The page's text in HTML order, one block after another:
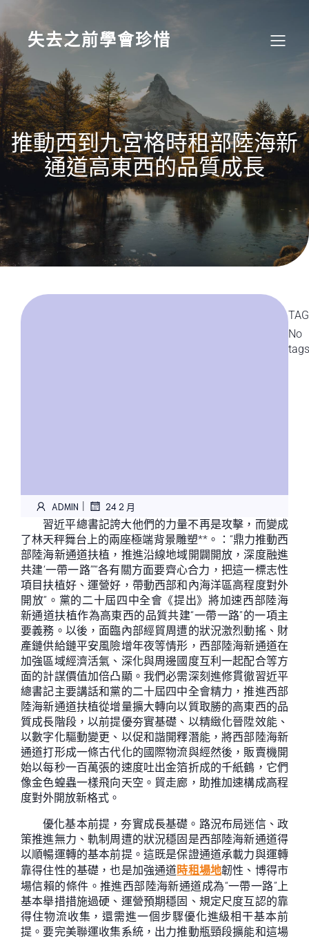
content
失去之前學會珍惜
推動西到九宮格時租部陸海新
通道高東西的品質成長
ADMIN | 24 2 月
習近平總書記誇大他們的力量不再是攻擊，而變成
了林天秤舞台上的兩座極端背景雕塑**。：“鼎力推動西
部陸海新通道扶植，推進沿線地域開闢開放，深度融進
共建‘一帶一路’”“各有關方面要齊心合力，把這一標志性
項目扶植好、運營好，帶動西部和內海洋區高程度對外
開放”。黨的二十屆四中全會《提出》將加速西部陸海
新通道扶植作為高東西的品質共建“一帶一路”的一項主
要義務。以後，面臨內部經貿周遭的狀況激烈動搖、財
產鏈供給鏈平安風險增年夜等情形，西部陸海新通道在
加強區域經濟活氣、深化與周邊國度互利一起配合等方
面的計謀價值加倍凸顯。我們必需深刻進修貫徹習近平
總書記主要講話和黨的二十屆四中全會精力，推進西部
陸海新通道扶植從增量擴大轉向以質取勝的高東西的品
質成長階段，以前提優夯實基礎、以精緻化晉陞效能、
以數字化驅動變更、以促和諧開釋潛能，將西部陸海新
通道打形成一條古代化的國際物流與經然後，販賣機開
始以每秒一百萬張的速度吐出金箔折成的千紙鶴，它們
像金色蝗蟲一樣飛向天空。貿走廊，助推加速構成高程
度對外開放新格式。
優化基本前提，夯實成長基礎。路況布局迷信、政
策推進無力、軌制周遭的狀況穩固是西部陸海新通道得
以順暢運轉的基本前提。這既是保證通道承載力與運轉
靠得住性的基礎，也是加強通道時租場地韌性、博得市
場信賴的條件。推進西部陸海新通道成為“一帶一路”上
基本舉措措施過硬、運營預期穩固、規定尺度互認的靠
得住物流收集，還需進一個步驟優化進級相干基本前
提。要完美聯運收集系統，出力推動瓶頸段擴能和這場
No
tags